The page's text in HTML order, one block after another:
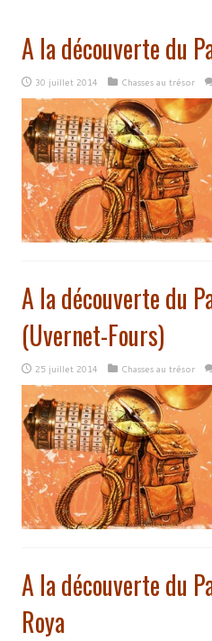
A la découverte du
30 juillet 2014 Chasses au trésor
A la découverte du
(Uvernet-Fours)
25 juillet 2014 Chasses au trésor
A la découverte du
Roya